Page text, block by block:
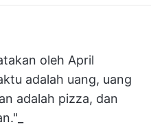
oleh April
adalah uang, uang
adalah pizza, dan